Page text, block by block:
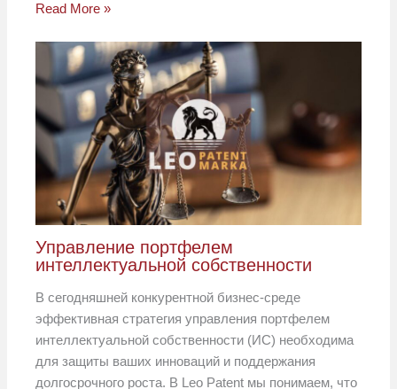
Read More »
Управление портфелем
интеллектуальной собственности
В сегодняшней конкурентной бизнес-среде
эффективная стратегия управления портфелем
интеллектуальной собственности (ИС) необходима
для защиты ваших инноваций и поддержания
долгосрочного роста. В Leo Patent мы понимаем, что